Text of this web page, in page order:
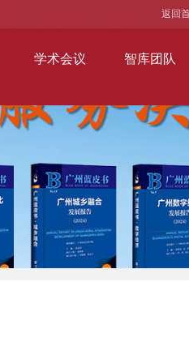
学术会议 智库团队
返回